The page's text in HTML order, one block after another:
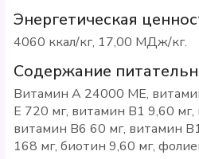
Энергетическая
4060 ккал/кг, 17,00 МДж/кг.
Содержание
Витамин A 24000 МЕ,
Е 720 мг, витамин B1 9,60
витамин B6 60 мг, витамин
168 мг, биотин 9,60 мг,